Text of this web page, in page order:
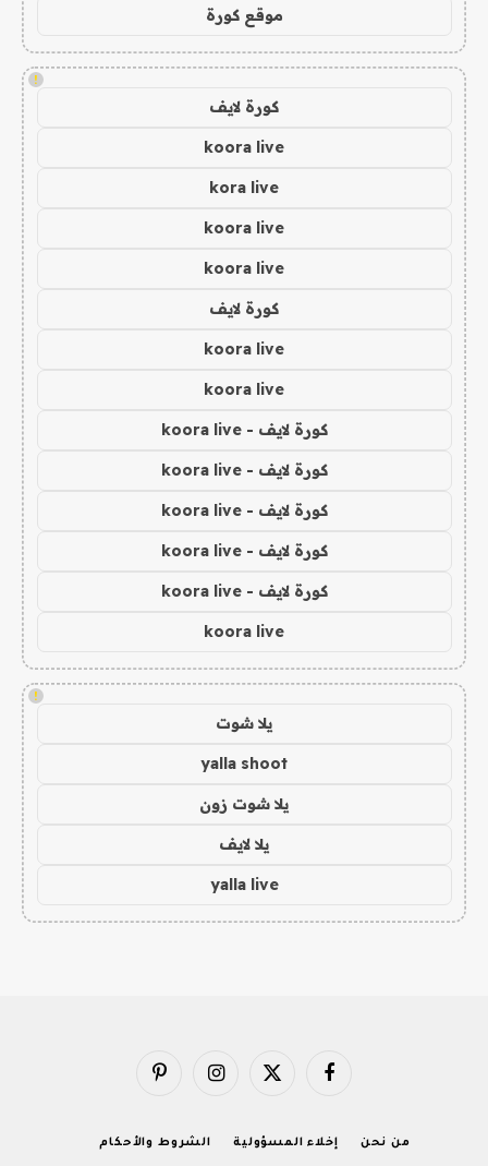
موقع كورة
!
كورة لايف
koora live
kora live
koora live
koora live
كورة لايف
koora live
koora live
كورة لايف - koora live
كورة لايف - koora live
كورة لايف - koora live
كورة لايف - koora live
كورة لايف - koora live
koora live
!
يلا شوت
yalla shoot
يلا شوت زون
يلا لايف
yalla live
فيسبوك X
الانستغرامبينتيريست
من نحن إخلاء المسؤولية الشروط والأحكام